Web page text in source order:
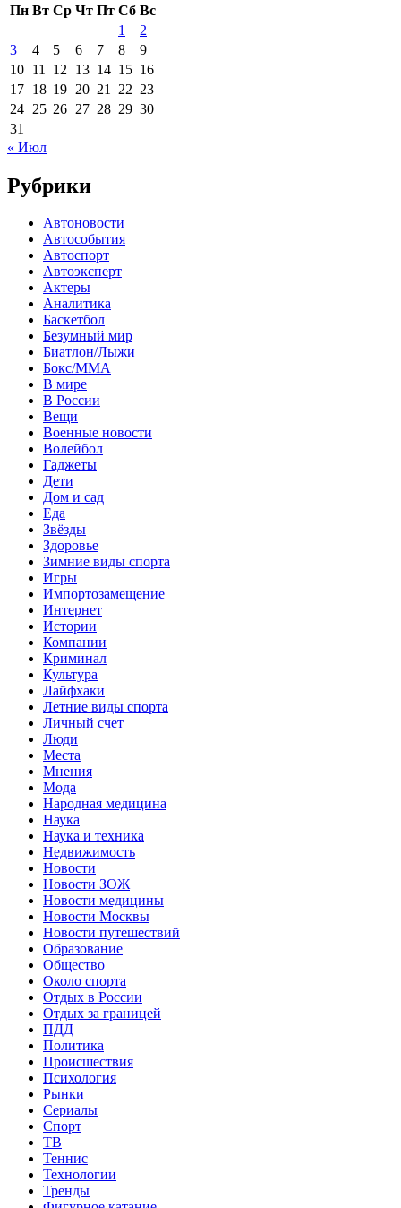
Пн Вт Ср Чт Пт Сб Вс
1
2
3
4 5 6 7 8
9
10 11 12 13 14 15 16
17 18 19 20 21 22 23
24 25 26 27 28 29 30
31
« Июл
Рубрики
Автоновости
Автособытия
Автоспорт
Автоэксперт
Актеры
Аналитика
Баскетбол
Безумный мир
Биатлон/Лыжи
Бокс/MMA
В мире
В России
Вещи
Военные новости
Волейбол
Гаджеты
Дети
Дом и сад
Еда
Звёзды
Здоровье
Зимние виды спорта
Игры
Импортозамещение
Интернет
Истории
Компании
Криминал
Культура
Лайфхаки
Летние виды спорта
Личный счет
Люди
Места
Мнения
Мода
Народная медицина
Наука
Наука и техника
Недвижимость
Новости
Новости ЗОЖ
Новости медицины
Новости Москвы
Новости путешествий
Образование
Общество
Около спорта
Отдых в России
Отдых за границей
ПДД
Политика
Происшествия
Психология
Рынки
Сериалы
Спорт
ТВ
Теннис
Технологии
Тренды